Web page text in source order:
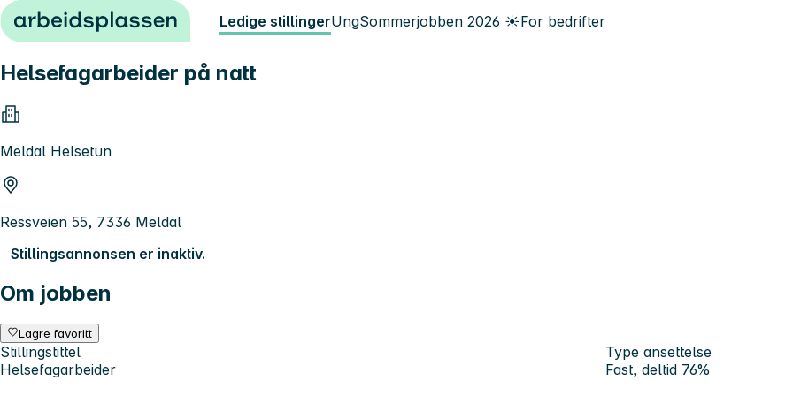
Hopp til innhold Ledige stillingerUngSommerjobben 2026 ☀️For bedrifter
Helsefagarbeider på natt
Meldal Helsetun
Ressveien 55, 7336 Meldal
Stillingsannonsen er inaktiv.
Om jobben
Lagre favoritt
Stillingstittel
Helsefagarbeider
Type ansettelse
Fast, deltid 76%